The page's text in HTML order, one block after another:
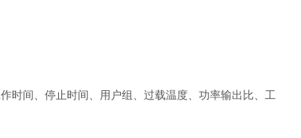
时间、停止时间、用户组、过载温度、功率输出比、工